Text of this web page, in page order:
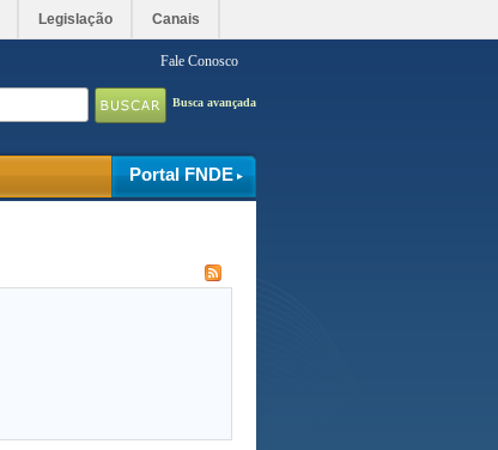
Legislação Canais
Fale Conosco
Busca avançada
Portal FNDE